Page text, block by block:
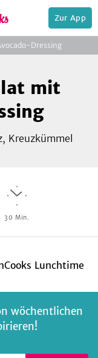
Zur App
Dressing
Foto:SevenCooks
Foto:SevenCooks
Foto:SevenCOoks
mit
Kreuzkümmel
30 Min.
Lunchtime
wöchentlichen